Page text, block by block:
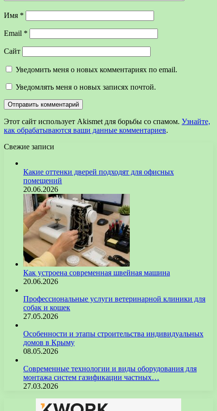
Имя *
Email *
Сайт
Уведомить меня о новых комментариях по email.
Уведомлять меня о новых записях почтой.
Этот сайт использует Akismet для борьбы со спамом. Узнайте,
как обрабатываются ваши данные комментариев.
Свежие записи
Какие оттенки дверей подходят для офисных
помещений
20.06.2026
Как устроена современная швейная машина
20.06.2026
Профессиональные услуги ветеринарной клиники для
собак и кошек
27.05.2026
Особенности и этапы строительства индивидуальных
домов в Крыму
08.05.2026
Современные технологии и виды оборудования для
монтажа систем газификации частных…
27.03.2026